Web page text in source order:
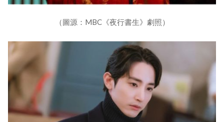
（圖源：MBC《夜行書生》劇照）